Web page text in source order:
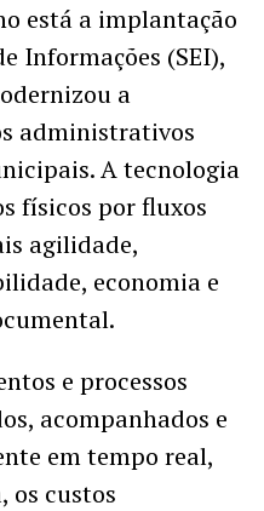
está a implantação
Informações (SEI),
a
administrativos
A tecnologia
físicos por fluxos
agilidade,
economia e
e processos
acompanhados e
em tempo real,
os custos